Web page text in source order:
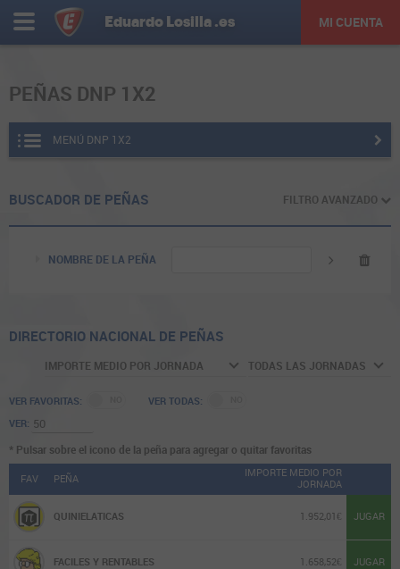
Eduardo Losilla .es MI CUENTA
PEÑAS DNP 1X2
MENÚ DNP 1X2
BUSCADOR DE PEÑAS FILTRO AVANZADO
NOMBRE DE LA PEÑA
RECAUDADO JORNADA ACTUAL
IMPORTE MEDIO POR JORNADA
MEDIA SOCIOS POR JORNADA
JORNADAS JUGADAS
DIRECTORIO NACIONAL DE PEÑAS
VER FAVORITAS:
VER TODAS:
VER:
* Pulsar sobre el icono de la peña para agregar o quitar favoritas
FAV PEÑA
IMPORTE MEDIO POR
JORNADA
QUINIELATICAS 1.952,01€ JUGAR
FACILES Y RENTABLES 1.658,52€ JUGAR